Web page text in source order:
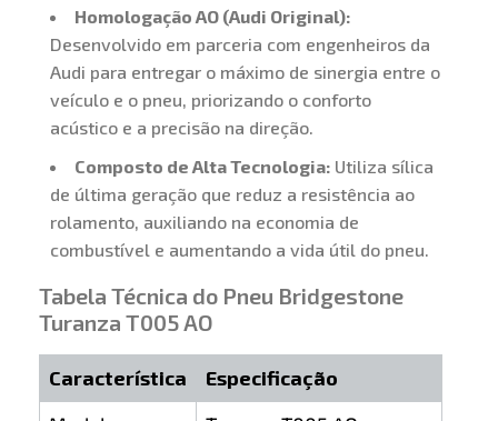
Homologação AO (Audi Original):
Desenvolvido em parceria com engenheiros da
Audi para entregar o máximo de sinergia entre o
veículo e o pneu, priorizando o conforto
acústico e a precisão na direção.
Composto de Alta Tecnologia: Utiliza sílica
de última geração que reduz a resistência ao
rolamento, auxiliando na economia de
combustível e aumentando a vida útil do pneu.
Tabela Técnica do Pneu Bridgestone
Turanza T005 AO
Característica
Especificação